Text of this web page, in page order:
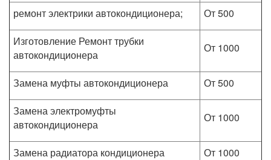
ремонт электрики автокондиционера;
От 500
Изготовление Ремонт трубки
автокондиционера
От 1000
Замена муфты автокондиционера
От 500
Замена электромуфты
автокондиционера
От 1000
Замена радиатора кондиционера
От 1000